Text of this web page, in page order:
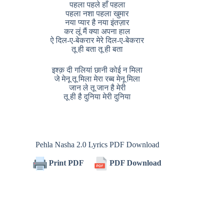
पहला पहले हाँ पहला
पहला नशा पहला खुमार
नया प्यार है नया इंतज़ार
कर लूं मैं क्या अपना हाल
ऐ दिल-ए-बेकरार मेरे दिल-ए-बेकरार
तू ही बता तू ही बता
इश्क़ दी गलियां छानी कोई न मिला
जे मेनू तू मिला मेरा रब्ब मेनू मिला
जान ले तू जान है मेरी
तू ही है दुनिया मेरी दुनिया
Pehla Nasha 2.0 Lyrics PDF Download
Print PDF PDF Download